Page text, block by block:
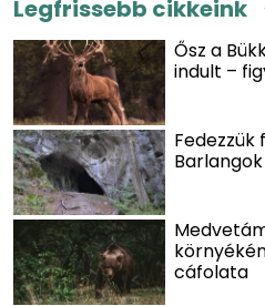
Legfrissebb cikkeink
Ősz a
indult –
Fedezzük
cáfolata